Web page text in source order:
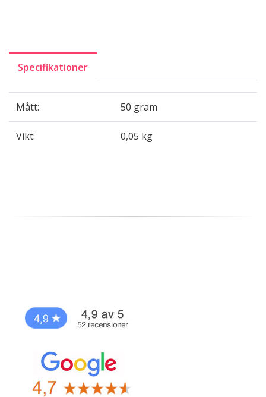
Specifikationer
Mått: 50 gram
Vikt: 0,05 kg